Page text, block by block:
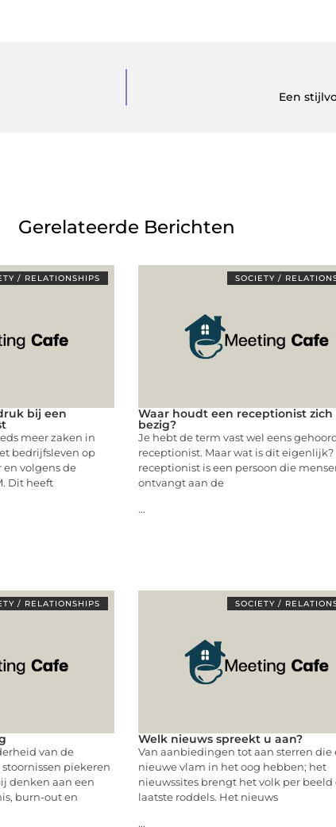
Een
Gerelateerde Berichten
/ RELATIONSHIPS
bij een
meer zaken in
bedrijfsleven op
volgens de
Dit heeft
SOCIETY /
Waar houdt een receptionist zich
bezig?
Je hebt de term vast wel eens
receptionist. Maar wat is dit eigenlijk?
receptionist is een persoon die
ontvangt aan de
...
/ RELATIONSHIPS
van de
piekeren
denken aan een
burn-out en
SOCIETY /
Welk nieuws spreekt u aan?
Van aanbiedingen tot aan sterren die
nieuwe vlam in het oog hebben; het
nieuwssites brengt het volk per beeld
laatste roddels. Het nieuws
...